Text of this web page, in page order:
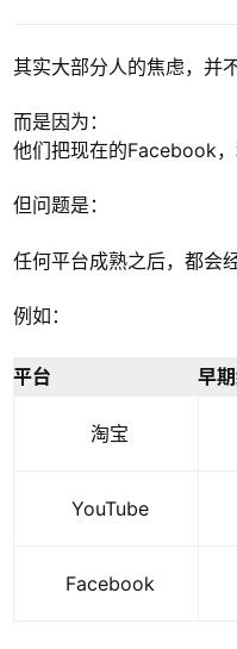
其实大部分人的焦虑，并
而是因为：
他们把现在的Facebook
但问题是：
任何平台成熟之后，都会
例如：
平台 早
淘宝
YouTube
Facebook